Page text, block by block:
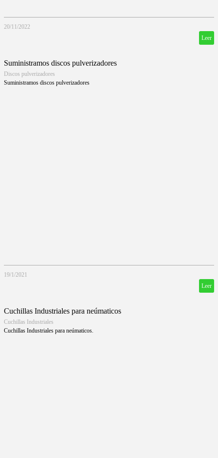
20/11/2022
Leer
Suministramos discos pulverizadores
Discos pulverizadores
Suministramos discos pulverizadores
19/1/2021
Leer
Cuchillas Industriales para neúmaticos
Cuchillas Industriales
Cuchillas Industriales para neúmaticos.